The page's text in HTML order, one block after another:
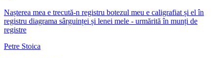
Nașterea mea e trecută-n registru botezul meu e caligrafiat și el în
registru diagrama sârguinței și lenei mele - urmărită în munți de
registre
Petre Stoica